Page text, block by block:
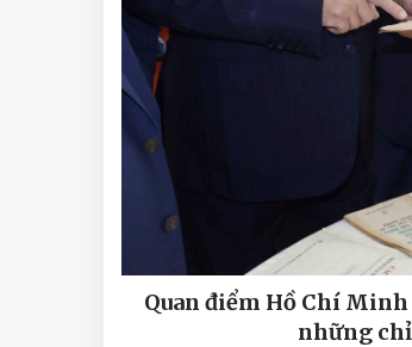
Quan điểm Hồ Chí
những